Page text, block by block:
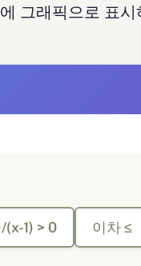
그래픽으로 표
(x-1) > 0 이차 ≤